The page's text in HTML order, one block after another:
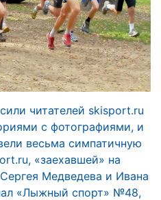
читателей skisport.ru
с фотографиями, и
весьма симпатичную
«заехавшей» на
Медведева и Ивана
«Лыжный спорт» №48,